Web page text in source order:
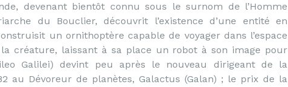
devenant bientôt connu sous le surnom de l’Homme
du Bouclier, découvrit l’existence d’une entité en
un ornithoptère capable de voyager dans l’espace
créature, laissant à sa place un robot à son image pour
Galilei) devint peu après le nouveau dirigeant de la
au Dévoreur de planètes, Galactus (Galan) ; le prix de la